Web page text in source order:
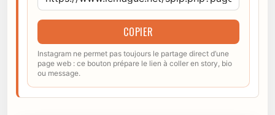
COPIER
Instagram ne permet pas toujours le partage direct d’une
page web : ce bouton prépare le lien à coller en story, bio
ou message.